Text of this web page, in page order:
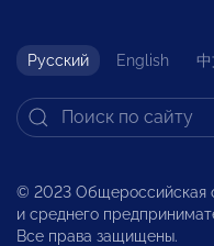
Русский English
© 2023 Общероссийская
и среднего
Все права защищены.